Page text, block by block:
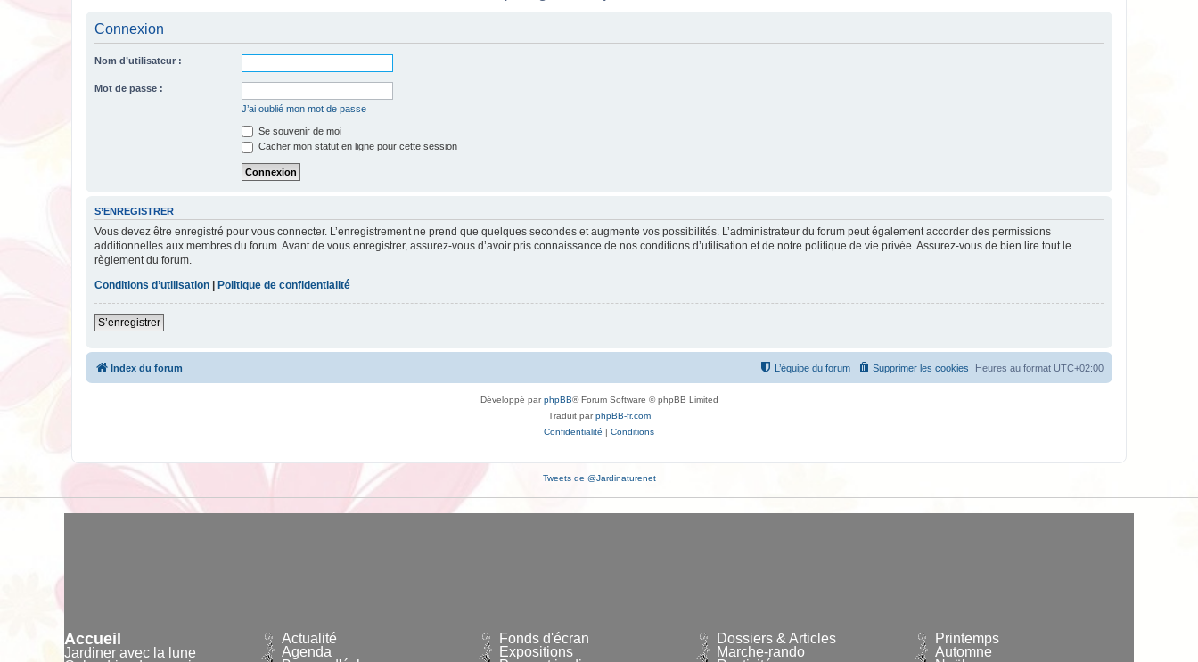
Connexion
Nom d’utilisateur :
Mot de passe :
J’ai oublié mon mot de passe
Se souvenir de moi
Cacher mon statut en ligne pour cette session
S’ENREGISTRER
Vous devez être enregistré pour vous connecter. L’enregistrement ne prend que quelques secondes et augmente vos possibilités. L’administrateur du forum peut également accorder des permissions
additionnelles aux membres du forum. Avant de vous enregistrer, assurez-vous d’avoir pris connaissance de nos conditions d’utilisation et de notre politique de vie privée. Assurez-vous de bien lire tout le
règlement du forum.
Conditions d’utilisation
Politique de confidentialité
S’enregistrer
Index du forum Heures au format UTC+02:00
Supprimer les cookies
L’équipe du forum
Développé parphpBB® Forum Software © phpBB Limited
Traduit parphpBB-fr.com
Confidentialité | Conditions
Tweets de @Jardinaturenet
Accueil
Jardiner avec la lune
Actualité
Agenda
Fonds d'écran
Expositions
Dossiers & Articles
Marche-rando
Printemps
Automne